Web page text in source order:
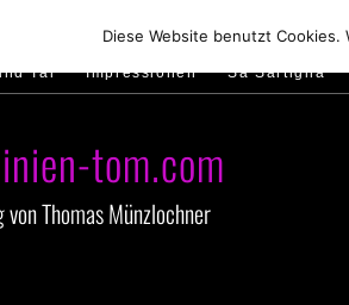
Traumstrände Feste feiern
Tal Impressionen Sa Sartiglia
tom.com
von Thomas Münzlochner
Diese Website benutzt